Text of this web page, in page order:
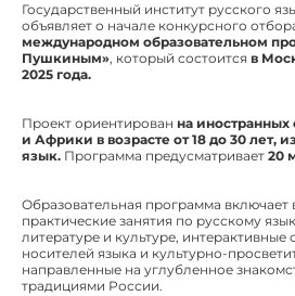
Государственный институт русского
объявляет о начале конкурсного
международном образовательном
Пушкиным», который состоится в
2025 года.
Проект ориентирован на иностранных
и Африки в возрасте от 18 до 30 лет,
язык. Программа предусматривает 20
Образовательная программа включает
практические занятия по русскому
литературе и культуре,
носителей языка и культурно-
направленные на углубленное
традициями России.